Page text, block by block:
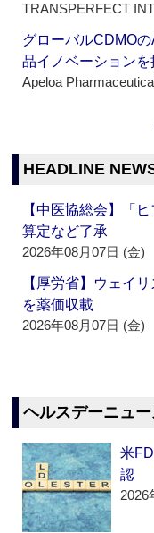
TRANSPERFECT
グローバルCDMO
品イノベーションを
Apeloa
HEADLINE
【中医協総会】「
算定など了承
2026年08月07日 (金)
【厚労省】ウェイ
を薬価収載
2026年08月07日 (金)
ヘルスデーニュー
米
認
2026